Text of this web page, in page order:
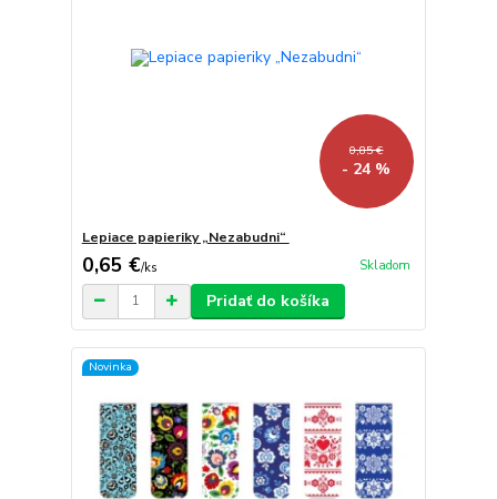
0,85 €
- 24 %
Lepiace papieriky „Nezabudni“
0,65 €/ks Skladom
Pridať do košíka
Novinka